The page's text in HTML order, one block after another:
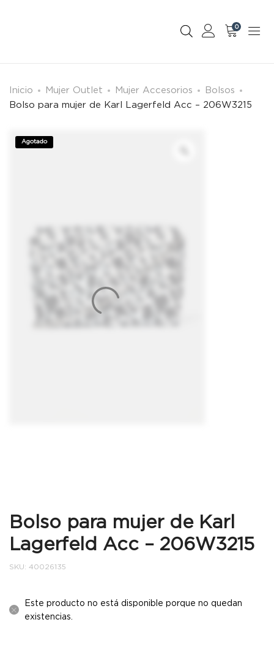
0
Inicio Mujer Outlet Mujer Accesorios
Bolsos
Bolso para mujer de Karl Lagerfeld Acc – 206W3215
Agotado
Bolso para mujer de Karl
Lagerfeld Acc – 206W3215
SKU: 40026135
Este producto no está disponible porque no quedan
existencias.